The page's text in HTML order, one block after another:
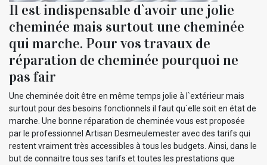
Il est indispensable d`avoir une jolie
cheminée mais surtout une cheminée
qui marche. Pour vos travaux de
réparation de cheminée pourquoi ne
pas fair
Une cheminée doit être en même temps jolie à l`extérieur mais
surtout pour des besoins fonctionnels il faut qu`elle soit en état de
marche. Une bonne réparation de cheminée vous est proposée
par le professionnel Artisan Desmeulemester avec des tarifs qui
restent vraiment très accessibles à tous les budgets. Ainsi, dans le
but de connaitre tous ses tarifs et toutes les prestations que